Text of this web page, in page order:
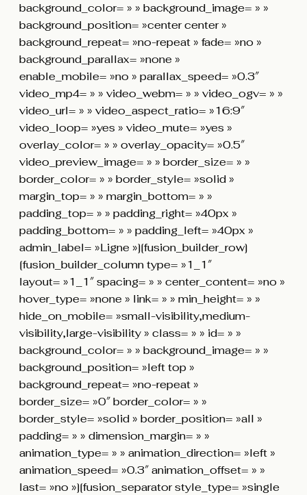
background_color= » » background_image= » »
background_position= »center center »
background_repeat= »no-repeat » fade= »no »
background_parallax= »none »
enable_mobile= »no » parallax_speed= »0.3″
video_mp4= » » video_webm= » » video_ogv= » »
video_url= » » video_aspect_ratio= »16:9″
video_loop= »yes » video_mute= »yes »
overlay_color= » » overlay_opacity= »0.5″
video_preview_image= » » border_size= » »
border_color= » » border_style= »solid »
margin_top= » » margin_bottom= » »
padding_top= » » padding_right= »40px »
padding_bottom= » » padding_left= »40px »
admin_label= »Ligne »][fusion_builder_row]
[fusion_builder_column type= »1_1″
layout= »1_1″ spacing= » » center_content= »no »
hover_type= »none » link= » » min_height= » »
hide_on_mobile= »small-visibility,medium-
visibility,large-visibility » class= » » id= » »
background_color= » » background_image= » »
background_position= »left top »
background_repeat= »no-repeat »
border_size= »0″ border_color= » »
border_style= »solid » border_position= »all »
padding= » » dimension_margin= » »
animation_type= » » animation_direction= »left »
animation_speed= »0.3″ animation_offset= » »
last= »no »][fusion_separator style_type= »single